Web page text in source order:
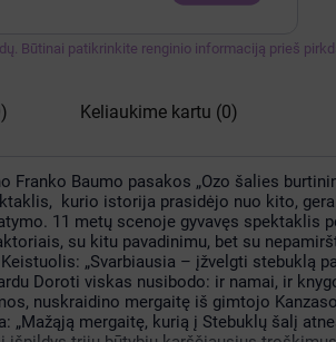
Būtinai patikrinkite renginio informaciją prieš
Keliaukime kartu (0)
Baumo pasakos „Ozo šalies
kurio istorija prasidėjo nuo kito,
11 metų scenoje gyvavęs spektaklis
su kitu pavadinimu, bet su
„Svarbiausia – įžvelgti stebuklą
Doroti viskas nusibodo: ir namai, ir
nuskraidino mergaitę iš gimtojo
„Mažąją mergaitę, kurią į Stebuklų šalį